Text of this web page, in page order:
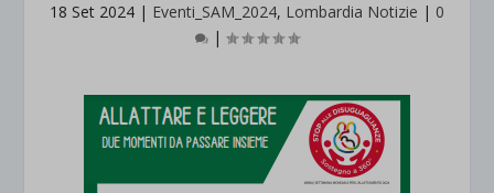
18 Set 2024 | Eventi_SAM_2024, Lombardia Notizie | 0
|